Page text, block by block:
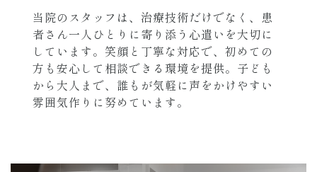
当院のスタッフは、治療技術だけでなく、患
者さん一人ひとりに寄り添う心遣いを大切に
しています。笑顔と丁寧な対応で、初めての
方も安心して相談できる環境を提供。子ども
から大人まで、誰もが気軽に声をかけやすい
雰囲気作りに努めています。